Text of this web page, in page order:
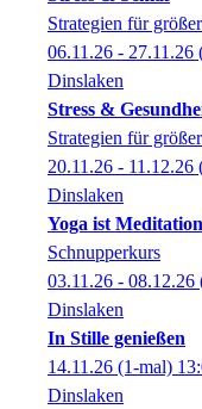
Strategien für
06.11.26 - 27.11.26
Dinslaken
Stress &
Strategien für
20.11.26 - 11.12.26
Dinslaken
Yoga ist
Schnupperkurs
03.11.26 - 08.12.26
Dinslaken
In Stille genießen
14.11.26 (1-mal)
Dinslaken